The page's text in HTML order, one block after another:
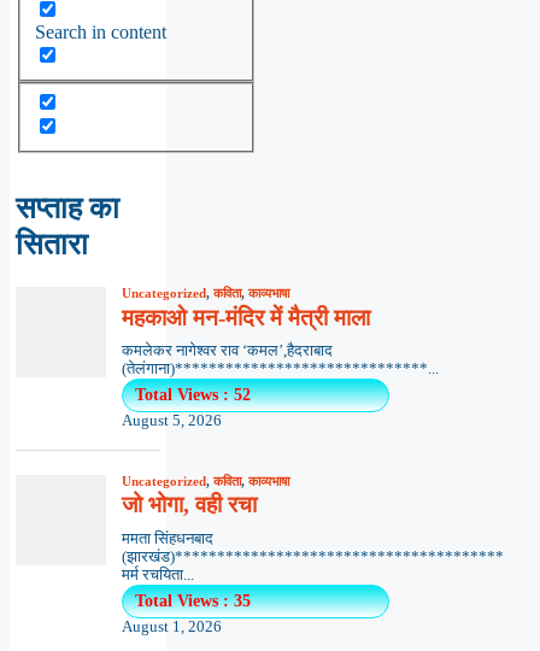
Search in content
सप्ताह का
सितारा
Uncategorized,कविता,काव्यभाषा
महकाओ मन-मंदिर में मैत्री माला
कमलेकर नागेश्वर राव ‘कमल’,हैदराबाद
(तेलंगाना)******************************...
Total Views : 52
August 5, 2026
Uncategorized,कविता,काव्यभाषा
जो भोगा, वही रचा
ममता सिंहधनबाद
(झारखंड)***************************************
मर्म रचयिता...
Total Views : 35
August 1, 2026